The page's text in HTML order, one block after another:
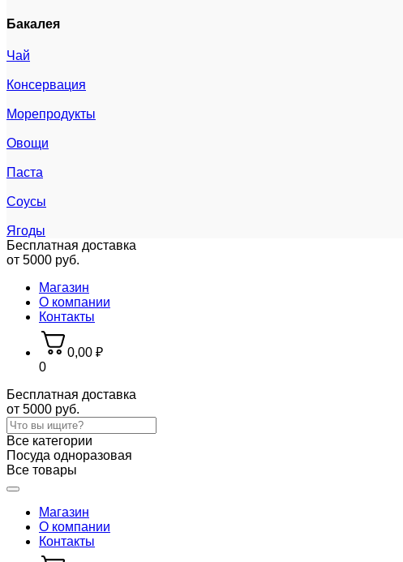
Бакалея
Чай
Консервация
Морепродукты
Овощи
Паста
Соусы
Ягоды
Бесплатная доставка
от 5000 руб.
Магазин
О компании
Контакты
0
0,00 ₽
Бесплатная доставка
от 5000 руб.
Все категории
Посуда одноразовая
Все товары
Магазин
О компании
Контакты